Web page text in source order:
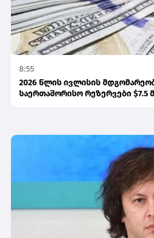
8:55
2026 წლის ივლისის
საერთაშორისო რეზერვები $7.5